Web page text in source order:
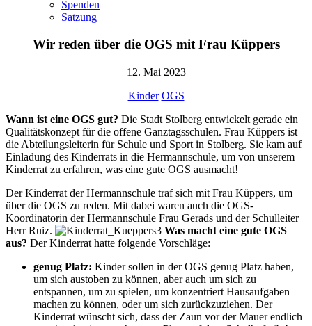
Spenden
Satzung
Wir reden über die OGS mit Frau Küppers
12. Mai 2023
Kinder OGS
Wann ist eine OGS gut? Die Stadt Stolberg entwickelt gerade ein
Qualitätskonzept für die offene Ganztagsschulen. Frau Küppers ist
die Abteilungsleiterin für Schule und Sport in Stolberg. Sie kam auf
Einladung des Kinderrats in die Hermannschule, um von unserem
Kinderrat zu erfahren, was eine gute OGS ausmacht!
Der Kinderrat der Hermannschule traf sich mit Frau Küppers, um
über die OGS zu reden. Mit dabei waren auch die OGS-
Koordinatorin der Hermannschule Frau Gerads und der Schulleiter
Herr Ruiz.
Was macht eine gute OGS
aus? Der Kinderrat hatte folgende Vorschläge:
genug Platz: Kinder sollen in der OGS genug Platz haben,
um sich austoben zu können, aber auch um sich zu
entspannen, um zu spielen, um konzentriert Hausaufgaben
machen zu können, oder um sich zurückzuziehen. Der
Kinderrat wünscht sich, dass der Zaun vor der Mauer endlich